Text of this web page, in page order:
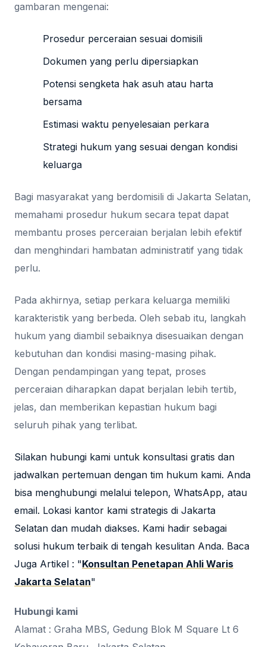
gambaran mengenai:
Prosedur perceraian sesuai domisili
Dokumen yang perlu dipersiapkan
Potensi sengketa hak asuh atau harta
bersama
Estimasi waktu penyelesaian perkara
Strategi hukum yang sesuai dengan kondisi
keluarga
Bagi masyarakat yang berdomisili di Jakarta Selatan,
memahami prosedur hukum secara tepat dapat
membantu proses perceraian berjalan lebih efektif
dan menghindari hambatan administratif yang tidak
perlu.
Pada akhirnya, setiap perkara keluarga memiliki
karakteristik yang berbeda. Oleh sebab itu, langkah
hukum yang diambil sebaiknya disesuaikan dengan
kebutuhan dan kondisi masing-masing pihak.
Dengan pendampingan yang tepat, proses
perceraian diharapkan dapat berjalan lebih tertib,
jelas, dan memberikan kepastian hukum bagi
seluruh pihak yang terlibat.
Silakan hubungi kami untuk konsultasi gratis dan
jadwalkan pertemuan dengan tim hukum kami. Anda
bisa menghubungi melalui telepon, WhatsApp, atau
email. Lokasi kantor kami strategis di Jakarta
Selatan dan mudah diakses. Kami hadir sebagai
solusi hukum terbaik di tengah kesulitan Anda. Baca
Juga Artikel : "Konsultan Penetapan Ahli Waris
Jakarta Selatan"
Hubungi kami
Alamat : Graha MBS, Gedung Blok M Square Lt 6